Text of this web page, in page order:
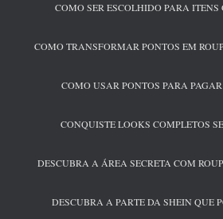
COMO SER ESCOLHIDO PARA ITENS
COMO TRANSFORMAR PONTOS EM
COMO USAR PONTOS PARA
CONQUISTE LOOKS COMPLETOS
DESCUBRA A ÁREA SECRETA COM
DESCUBRA A PARTE DA SHEIN QUE